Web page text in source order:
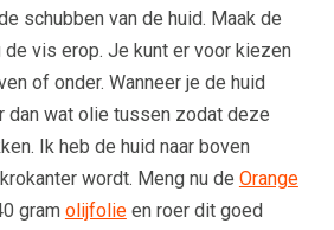
schubben van de huid. Maak de
vis erop. Je kunt er voor kiezen
of onder. Wanneer je de huid
dan wat olie tussen zodat deze
Ik heb de huid naar boven
wordt. Meng nu de Orange
gram olijfolieen roer dit goed